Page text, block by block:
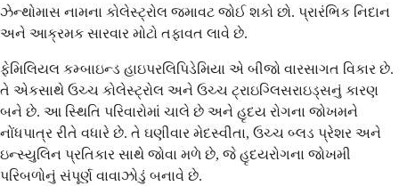
ઝેન્થોમાસ નામના કોલેસ્ટ્રોલ જમાવટ જોઈ શકો છો. પ્રારંભિક નિદાન
અને આક્રમક સારવાર મોટો તફાવત લાવે છે.
ફેમિલિયલ કમ્બાઇન્ડ હાઇપરલિપિડેમિયા એ બીજો વારસાગત વિકાર છે.
તે એકસાથે ઉચ્ચ કોલેસ્ટ્રોલ અને ઉચ્ચ ટ્રાઇગ્લિસરાઇડ્સનું કારણ
બને છે. આ સ્થિતિ પરિવારોમાં ચાલે છે અને હૃદય રોગના જોખમને
નોંધપાત્ર રીતે વધારે છે. તે ઘણીવાર મેદસ્વીતા, ઉચ્ચ બ્લડ પ્રેશર અને
ઇન્સ્યુલિન પ્રતિકાર સાથે જોવા મળે છે, જે હૃદયરોગના જોખમી
પરિબળોનું સંપૂર્ણ વાવાઝોડું બનાવે છે.